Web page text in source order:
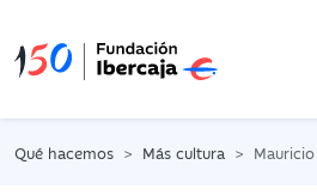
Qué hacemos Más cultura Mauricio